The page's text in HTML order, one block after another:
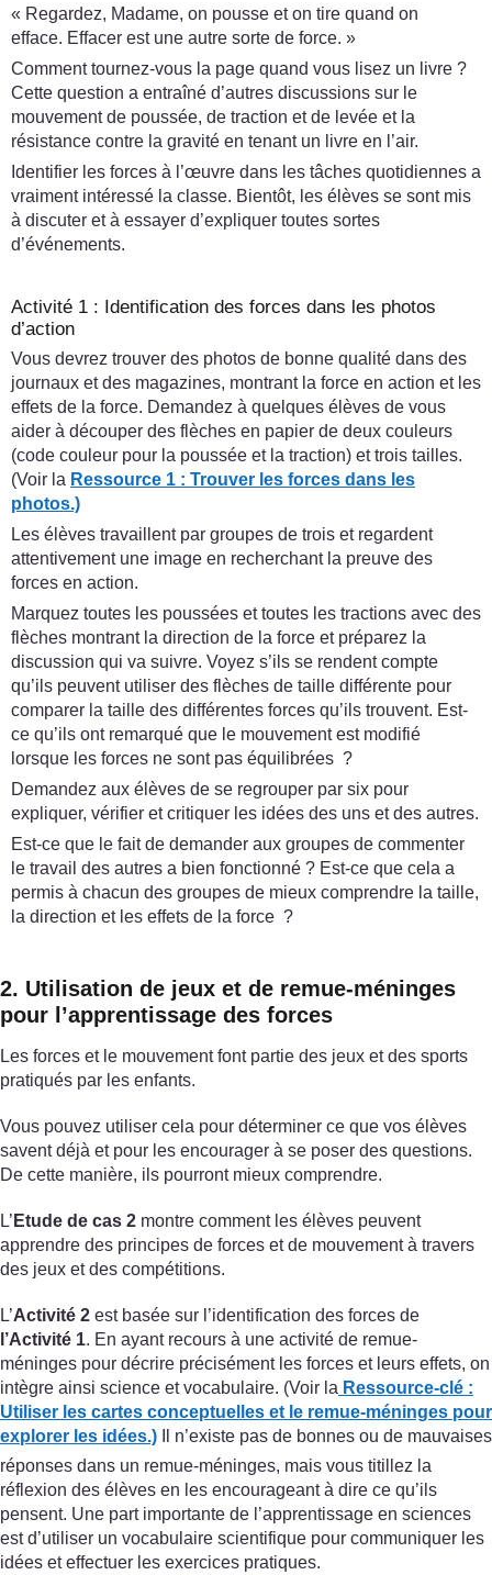
« Regardez, Madame, on pousse et on tire quand on
efface. Effacer est une autre sorte de force. »
Comment tournez-vous la page quand vous lisez un livre ?
Cette question a entraîné d’autres discussions sur le
mouvement de poussée, de traction et de levée et la
résistance contre la gravité en tenant un livre en l’air.
Identifier les forces à l’œuvre dans les tâches quotidiennes a
vraiment intéressé la classe. Bientôt, les élèves se sont mis
à discuter et à essayer d’expliquer toutes sortes
d’événements.
Activité 1 : Identification des forces dans les photos
d’action
Vous devrez trouver des photos de bonne qualité dans des
journaux et des magazines, montrant la force en action et les
effets de la force. Demandez à quelques élèves de vous
aider à découper des flèches en papier de deux couleurs
(code couleur pour la poussée et la traction) et trois tailles.
(Voir la Ressource 1 : Trouver les forces dans les
photos.)
Les élèves travaillent par groupes de trois et regardent
attentivement une image en recherchant la preuve des
forces en action.
Marquez toutes les poussées et toutes les tractions avec des
flèches montrant la direction de la force et préparez la
discussion qui va suivre. Voyez s’ils se rendent compte
qu’ils peuvent utiliser des flèches de taille différente pour
comparer la taille des différentes forces qu’ils trouvent. Est-
ce qu’ils ont remarqué que le mouvement est modifié
lorsque les forces ne sont pas équilibrées ?
Demandez aux élèves de se regrouper par six pour
expliquer, vérifier et critiquer les idées des uns et des autres.
Est-ce que le fait de demander aux groupes de commenter
le travail des autres a bien fonctionné ? Est-ce que cela a
permis à chacun des groupes de mieux comprendre la taille,
la direction et les effets de la force ?
2. Utilisation de jeux et de remue-méninges
pour l’apprentissage des forces
Les forces et le mouvement font partie des jeux et des sports
pratiqués par les enfants.
Vous pouvez utiliser cela pour déterminer ce que vos élèves
savent déjà et pour les encourager à se poser des questions.
De cette manière, ils pourront mieux comprendre.
L’ Etude de cas 2 montre comment les élèves peuvent
apprendre des principes de forces et de mouvement à travers
des jeux et des compétitions.
L’Activité 2 est basée sur l’identification des forces de
l’Activité 1. En ayant recours à une activité de remue-
méninges pour décrire précisément les forces et leurs effets, on
intègre ainsi science et vocabulaire. (Voir la Ressource-clé :
Utiliser les cartes conceptuelles et le remue-méninges pour
explorer les idées.) Il n’existe pas de bonnes ou de mauvaises
réponses dans un remue-méninges, mais vous titillez la
réflexion des élèves en les encourageant à dire ce qu’ils
pensent. Une part importante de l’apprentissage en sciences
est d’utiliser un vocabulaire scientifique pour communiquer les
idées et effectuer les exercices pratiques.